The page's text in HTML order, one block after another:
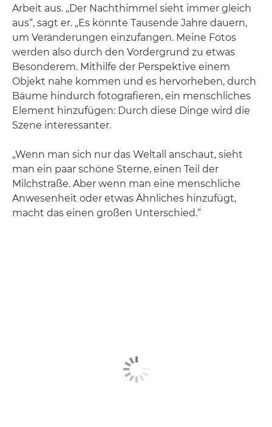
Arbeit aus. „Der Nachthimmel sieht immer gleich
aus“, sagt er. „Es könnte Tausende Jahre dauern,
um Veränderungen einzufangen. Meine Fotos
werden also durch den Vordergrund zu etwas
Besonderem. Mithilfe der Perspektive einem
Objekt nahe kommen und es hervorheben, durch
Bäume hindurch fotografieren, ein menschliches
Element hinzufügen: Durch diese Dinge wird die
Szene interessanter.
„Wenn man sich nur das Weltall anschaut, sieht
man ein paar schöne Sterne, einen Teil der
Milchstraße. Aber wenn man eine menschliche
Anwesenheit oder etwas Ähnliches hinzufügt,
macht das einen großen Unterschied.“